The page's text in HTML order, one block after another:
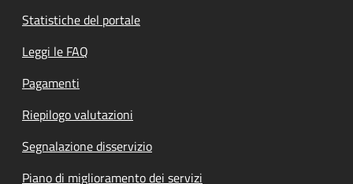
Statistiche del portale
Leggi le FAQ
Pagamenti
Riepilogo valutazioni
Segnalazione disservizio
Piano di miglioramento dei servizi